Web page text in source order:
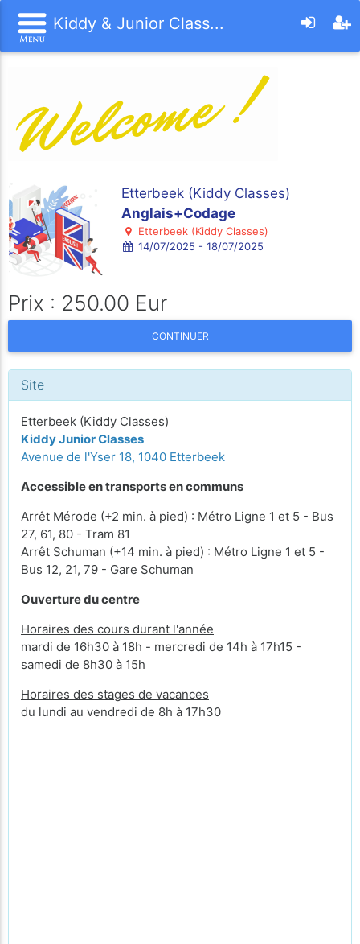
Kiddy & Junior Class...
Etterbeek (Kiddy Classes)
Anglais+Codage
Etterbeek (Kiddy Classes)
14/07/2025 - 18/07/2025
Prix : 250.00 Eur
CONTINUER
Site
Etterbeek (Kiddy Classes)
Kiddy Junior Classes
Avenue de l'Yser 18, 1040 Etterbeek
Accessible en transports en communs
Arrêt Mérode (+2 min. à pied) : Métro Ligne 1 et 5 - Bus
27, 61, 80 - Tram 81
Arrêt Schuman (+14 min. à pied) : Métro Ligne 1 et 5 -
Bus 12, 21, 79 - Gare Schuman
Ouverture du centre
Horaires des cours durant l'année
mardi de 16h30 à 18h - mercredi de 14h à 17h15 -
samedi de 8h30 à 15h
Horaires des stages de vacances
du lundi au vendredi de 8h à 17h30